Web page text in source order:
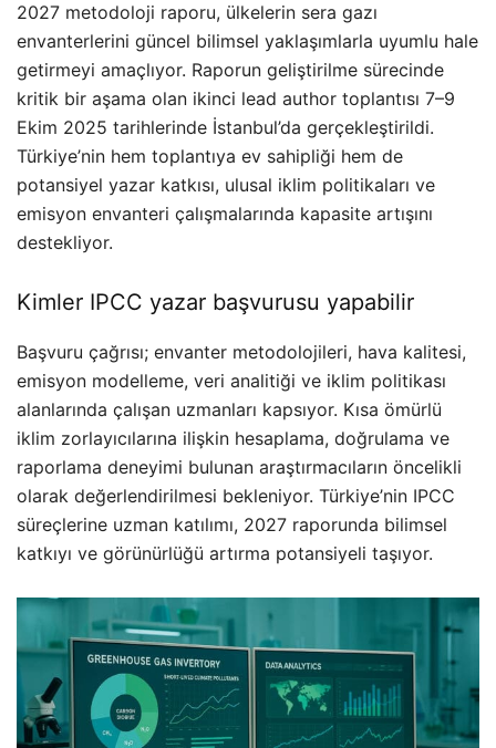
2027 metodoloji raporu, ülkelerin sera gazı
envanterlerini güncel bilimsel yaklaşımlarla uyumlu hale
getirmeyi amaçlıyor. Raporun geliştirilme sürecinde
kritik bir aşama olan ikinci lead author toplantısı 7–9
Ekim 2025 tarihlerinde İstanbul’da gerçekleştirildi.
Türkiye’nin hem toplantıya ev sahipliği hem de
potansiyel yazar katkısı, ulusal iklim politikaları ve
emisyon envanteri çalışmalarında kapasite artışını
destekliyor.
Kimler IPCC yazar başvurusu yapabilir
Başvuru çağrısı; envanter metodolojileri, hava kalitesi,
emisyon modelleme, veri analitiği ve iklim politikası
alanlarında çalışan uzmanları kapsıyor. Kısa ömürlü
iklim zorlayıcılarına ilişkin hesaplama, doğrulama ve
raporlama deneyimi bulunan araştırmacıların öncelikli
olarak değerlendirilmesi bekleniyor. Türkiye’nin IPCC
süreçlerine uzman katılımı, 2027 raporunda bilimsel
katkıyı ve görünürlüğü artırma potansiyeli taşıyor.